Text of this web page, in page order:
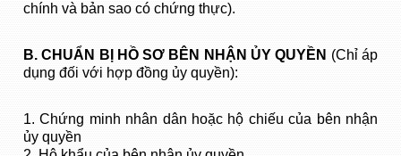
chính và bản sao có chứng thực).
B. CHUẨN BỊ HỒ SƠ BÊN NHẬN ỦY QUYỀN (Chỉ áp
dụng đối với hợp đồng ủy quyền):
1. Chứng minh nhân dân hoặc hộ chiếu của bên nhận
ủy quyền